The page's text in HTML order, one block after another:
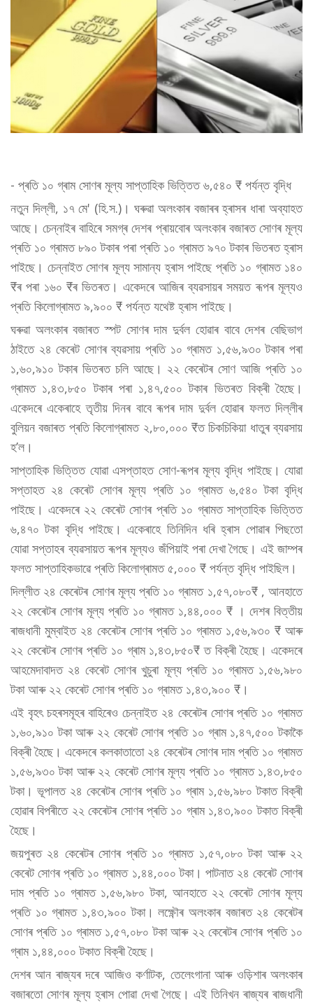
- প্ৰতি ১০ গ্ৰাম সোণৰ মূল্য সাপ্তাহিক ভিত্তিত ৬,৫৪০ ₹ পৰ্যন্ত বৃদ্ধি
নতুন দিল্লী, ১৭ মে' (হি.স.)। ঘৰুৱা অলংকাৰ বজাৰৰ হ্ৰাসৰ ধাৰা অব্যাহত
আছে। চেন্নাইৰ বাহিৰে সমগ্ৰ দেশৰ প্ৰায়বোৰ অলংকাৰ বজাৰত সোণৰ মূল্য
প্ৰতি ১০ গ্ৰামত ৮৯০ টকাৰ পৰা প্ৰতি ১০ গ্ৰামত ৯৭০ টকাৰ ভিতৰত হ্ৰাস
পাইছে। চেন্নাইত সোণৰ মূল্য সামান্য হ্ৰাস পাইছে প্ৰতি ১০ গ্ৰামত ১৪০
₹ৰ পৰা ১৬০ ₹ৰ ভিতৰত। একেদৰে আজিৰ ব্যৱসায়ৰ সময়ত ৰূপৰ মূল্যও
প্ৰতি কিলোগ্ৰামত ৯,৯০০ ₹ পৰ্যন্ত যথেষ্ট হ্ৰাস পাইছে।
ঘৰুৱা অলংকাৰ বজাৰত স্পট সোণৰ দাম দুৰ্বল হোৱাৰ বাবে দেশৰ বেছিভাগ
ঠাইতে ২৪ কেৰেট সোণৰ ব্যৱসায় প্ৰতি ১০ গ্ৰামত ১,৫৬,৯৩০ টকাৰ পৰা
১,৬০,৯১০ টকাৰ ভিতৰত চলি আছে। ২২ কেৰেটৰ সোণ আজি প্ৰতি ১০
গ্ৰামত ১,৪৩,৮৫০ টকাৰ পৰা ১,৪৭,৫০০ টকাৰ ভিতৰত বিক্ৰী হৈছে।
একেদৰে একেৰাহে তৃতীয় দিনৰ বাবে ৰূপৰ দাম দুৰ্বল হোৱাৰ ফলত দিল্লীৰ
বুলিয়ন বজাৰত প্ৰতি কিলোগ্ৰামত ২,৮০,০০০ ₹ত চিকচিকিয়া ধাতুৰ ব্যৱসায়
হ’ল।
সাপ্তাহিক ভিত্তিত যোৱা এসপ্তাহত সোণ-ৰূপৰ মূল্য বৃদ্ধি পাইছে। যোৱা
সপ্তাহত ২৪ কেৰেট সোণৰ মূল্য প্ৰতি ১০ গ্ৰামত ৬,৫৪০ টকা বৃদ্ধি
পাইছে। একেদৰে ২২ কেৰেট সোণৰ প্ৰতি ১০ গ্ৰামত সাপ্তাহিক ভিত্তিত
৬,৪৭০ টকা বৃদ্ধি পাইছে। একেৰাহে তিনিদিন ধৰি হ্ৰাস পোৱাৰ পিছতো
যোৱা সপ্তাহৰ ব্যৱসায়ত ৰূপৰ মূল্যও জঁপিয়াই পৰা দেখা গৈছে। এই জাম্পৰ
ফলত সাপ্তাহিকভাৱে প্ৰতি কিলোগ্ৰামত ৫,০০০ ₹ পৰ্যন্ত বৃদ্ধি পাইছিল।
দিল্লীত ২৪ কেৰেটৰ সোণৰ মূল্য প্ৰতি ১০ গ্ৰামত ১,৫৭,০৮০₹ , আনহাতে
২২ কেৰেটৰ সোণৰ মূল্য প্ৰতি ১০ গ্ৰামত ১,৪৪,০০০ ₹ । দেশৰ বিত্তীয়
ৰাজধানী মুম্বাইত ২৪ কেৰেটৰ সোণৰ প্ৰতি ১০ গ্ৰামত ১,৫৬,৯৩০ ₹ আৰু
২২ কেৰেটৰ সোণৰ প্ৰতি ১০ গ্ৰাম ১,৪৩,৮৫০₹ ত বিক্ৰী হৈছে। একেদৰে
আহমেদাবাদত ২৪ কেৰেট সোণৰ খুচুৰা মূল্য প্ৰতি ১০ গ্ৰামত ১,৫৬,৯৮০
টকা আৰু ২২ কেৰেট সোণৰ প্ৰতি ১০ গ্ৰামত ১,৪৩,৯০০ ₹।
এই বৃহৎ চহৰসমূহৰ বাহিৰেও চেন্নাইত ২৪ কেৰেটৰ সোণৰ প্ৰতি ১০ গ্ৰামত
১,৬০,৯১০ টকা আৰু ২২ কেৰেট সোণৰ প্ৰতি ১০ গ্ৰাম ১,৪৭,৫০০ টকাকৈ
বিক্ৰী হৈছে। একেদৰে কলকাতাতো ২৪ কেৰেটৰ সোণৰ দাম প্ৰতি ১০ গ্ৰামত
১,৫৬,৯৩০ টকা আৰু ২২ কেৰেট সোণৰ মূল্য প্ৰতি ১০ গ্ৰামত ১,৪৩,৮৫০
টকা। ভূপালত ২৪ কেৰেটৰ সোণৰ প্ৰতি ১০ গ্ৰাম ১,৫৬,৯৮০ টকাত বিক্ৰী
হোৱাৰ বিপৰীতে ২২ কেৰেটৰ সোণৰ প্ৰতি ১০ গ্ৰাম ১,৪৩,৯০০ টকাত বিক্ৰী
হৈছে।
জয়পুৰত ২৪ কেৰেটৰ সোণৰ প্ৰতি ১০ গ্ৰামত ১,৫৭,০৮০ টকা আৰু ২২
কেৰেট সোণৰ প্ৰতি ১০ গ্ৰামত ১,৪৪,০০০ টকা। পাটনাত ২৪ কেৰেট সোণৰ
দাম প্ৰতি ১০ গ্ৰামত ১,৫৬,৯৮০ টকা, আনহাতে ২২ কেৰেট সোণৰ মূল্য
প্ৰতি ১০ গ্ৰামত ১,৪৩,৯০০ টকা। লক্ষ্ণৌৰ অলংকাৰ বজাৰত ২৪ কেৰেটৰ
সোণৰ প্ৰতি ১০ গ্ৰামত ১,৫৭,০৮০ টকা আৰু ২২ কেৰেটৰ সোণৰ প্ৰতি ১০
গ্ৰাম ১,৪৪,০০০ টকাত বিক্ৰী হৈছে।
দেশৰ আন ৰাজ্যৰ দৰে আজিও কৰ্ণাটক, তেলেংগানা আৰু ওড়িশাৰ অলংকাৰ
বজাৰতো সোণৰ মূল্য হ্ৰাস পোৱা দেখা গৈছে। এই তিনিখন ৰাজ্যৰ ৰাজধানী